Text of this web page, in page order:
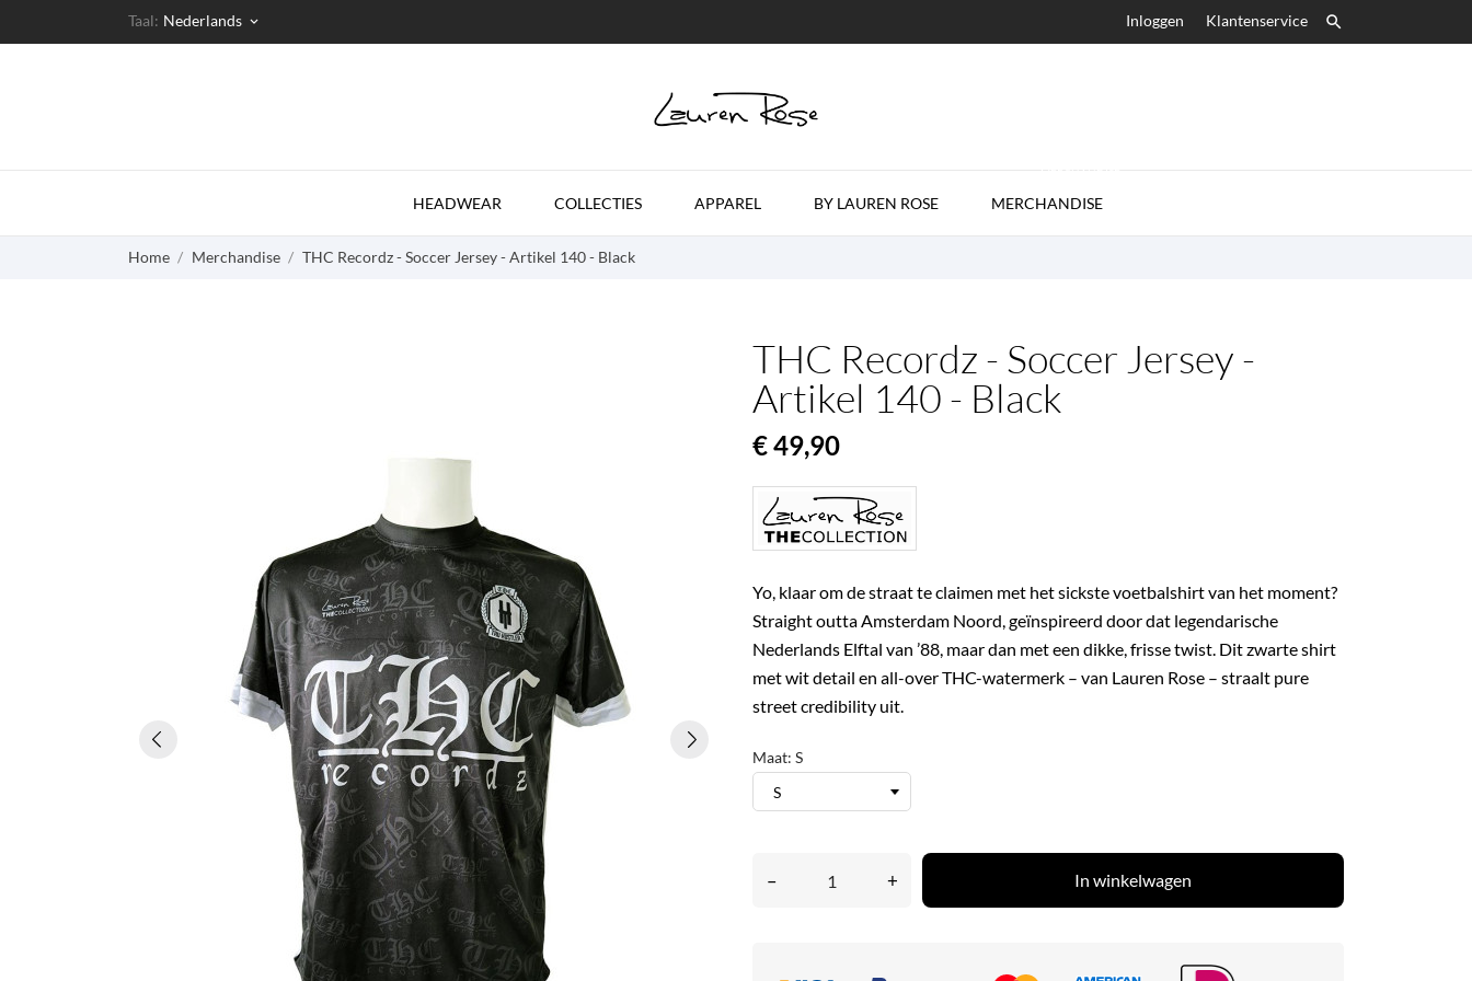
Taal: Nederlands keyboard_arrow_down Inloggen Klantenservice 
HEADWEAR COLLECTIES APPAREL BY LAUREN ROSE MERCHANDISE
Home Merchandise THC Recordz - Soccer Jersey - Artikel 140 - Black
THC Recordz - Soccer Jersey -
Artikel 140 - Black
€ 49,90
Yo, klaar om de straat te claimen met het sickste voetbalshirt van het moment?
Straight outta Amsterdam Noord, geïnspireerd door dat legendarische
Nederlands Elftal van ’88, maar dan met een dikke, frisse twist. Dit zwarte shirt
met wit detail en all-over THC-watermerk – van Lauren Rose – straalt pure
street credibility uit.
Maat: S
– + In winkelwagen